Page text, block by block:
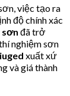
việc tạo ra
độ chính xác
đã trở
nghiệm sơn
xuất xứ
và giá thành